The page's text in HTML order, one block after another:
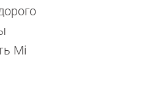
Mi